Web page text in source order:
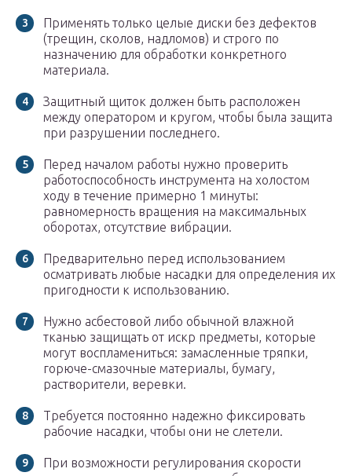
Применять только целые диски без дефектов
(трещин, сколов, надломов) и строго по
назначению для обработки конкретного
материала.
Защитный щиток должен быть расположен
между оператором и кругом, чтобы была защита
при разрушении последнего.
Перед началом работы нужно проверить
работоспособность инструмента на холостом
ходу в течение примерно 1 минуты:
равномерность вращения на максимальных
оборотах, отсутствие вибрации.
Предварительно перед использованием
осматривать любые насадки для определения их
пригодности к использованию.
Нужно асбестовой либо обычной влажной
тканью защищать от искр предметы, которые
могут воспламениться: замасленные тряпки,
горюче-смазочные материалы, бумагу,
растворители, веревки.
Требуется постоянно надежно фиксировать
рабочие насадки, чтобы они не слетели.
При возможности регулирования скорости